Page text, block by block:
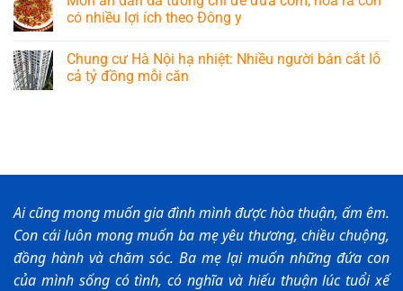
có nhiều lợi ích theo Đông y
Chung cư Hà Nội hạ nhiệt: Nhiều người bán cắt lỗ
cả tỷ đồng mỗi căn
Ai cũng mong muốn gia đình mình được hòa thuận, ấm êm.
Con cái luôn mong muốn ba mẹ yêu thương, chiều chuộng,
đồng hành và chăm sóc. Ba mẹ lại muốn những đứa con
của mình sống có tình, có nghĩa và hiếu thuận lúc tuổi xế